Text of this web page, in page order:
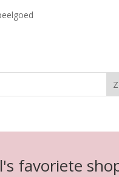
favoriete